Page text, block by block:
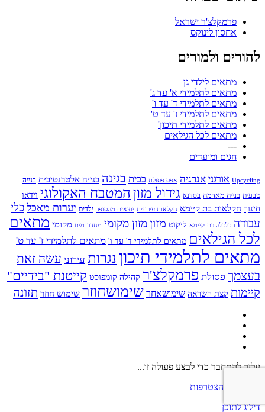
פרמקלצ'ר ישראל
אחסון לינוקס
להורים ולמורים
מתאים לילדי גן
מתאים לתלמידי א' עד ג'
מתאים לתלמידי ד' עד ו'
מתאים לתלמידי ז' עד ט'
מתאים לתלמידי תיכון'
מתאים לכל הגילאים
---
חגים ומועדים
Upcycling אורגני אנרגיה אפס פסולת בבית בגינה בנייה אלטרנטיבית בנייה
טבעית בנייה מאדמה בסדנא גידול מזון המטבח האקולוגי וידאו
חינוך חקלאות בת קיימא חקלאות עירונית יוצאים מהסופר ילדים יערות מאכל כלי
עבודה כלכלה בת-קיימא ליקוט מזוןמזון מקומי מחזור מים מקומי מתאים
לכל הגילאים מתאים לתלמידי ד' עד ו' מתאים לתלמידי ז' עד ט'
מתאים לתלמידי תיכון נגרות עירוני עשה זאת
בעצמך פסולת פרמקלצ'ר קהילה קומפוסט קייטנת "בידיים"
קיימות קצת השראה שימושאחר שימושחוזר שימוש חוזר תזונה
עליך להתחבר כדי לבצע פעולה זו...
הצטרפות
דילוג לתוכן